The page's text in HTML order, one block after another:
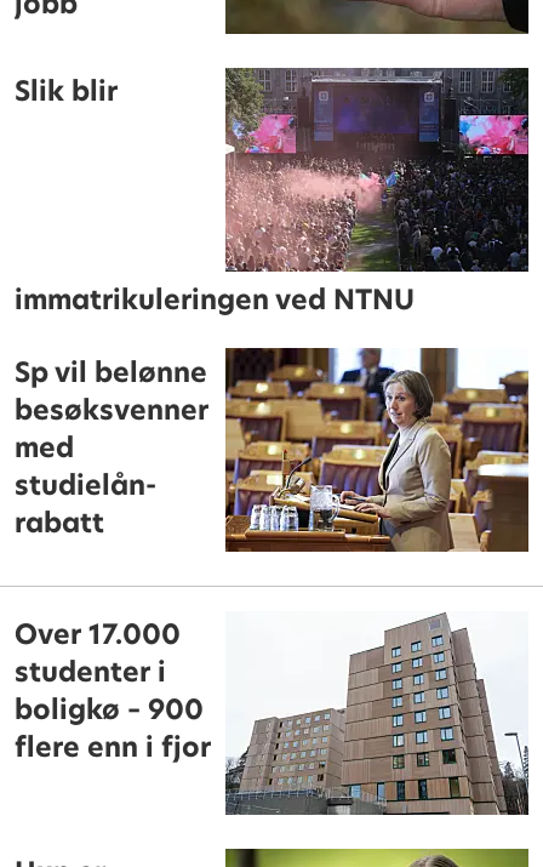
Slik blir
immatrikuleringen ved NTNU
Sp vil belønne
besøksvenner
med
studielån-
rabatt
Over 17.000
studenter i
boligkø – 900
flere enn i fjor